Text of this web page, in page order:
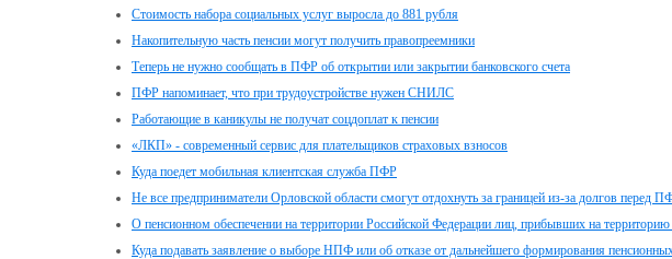
Стоимость набора социальных услуг выросла до 881 рубля
Накопительную часть пенсии могут получить правопреемники
Теперь не нужно сообщать в ПФР об открытии или закрытии банковского счета
ПФР напоминает, что при трудоустройстве нужен СНИЛС
Работающие в каникулы не получат соцдоплат к пенсии
«ЛКП» - современный сервис для плательщиков страховых взносов
Куда поедет мобильная клиентская служба ПФР
Не все предприниматели Орловской области смогут отдохнуть за границей из-за долгов перед
О пенсионном обеспечении на территории Российской Федерации лиц, прибывших на
Куда подавать заявление о выборе НПФ или об отказе от дальнейшего формирования